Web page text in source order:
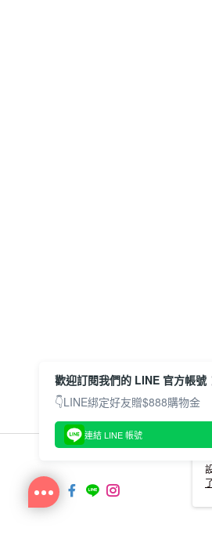
歡迎訂閱我們的 LINE 官方帳號
👇LINE綁定好友贈$888購物金
連結 LINE 帳號